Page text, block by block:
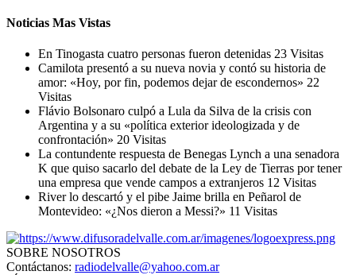
Noticias Mas Vistas
En Tinogasta cuatro personas fueron detenidas 23 Visitas
Camilota presentó a su nueva novia y contó su historia de
amor: «Hoy, por fin, podemos dejar de escondernos» 22
Visitas
Flávio Bolsonaro culpó a Lula da Silva de la crisis con
Argentina y a su «política exterior ideologizada y de
confrontación» 20 Visitas
La contundente respuesta de Benegas Lynch a una senadora
K que quiso sacarlo del debate de la Ley de Tierras por tener
una empresa que vende campos a extranjeros 12 Visitas
River lo descartó y el pibe Jaime brilla en Peñarol de
Montevideo: «¿Nos dieron a Messi?» 11 Visitas
SOBRE NOSOTROS
Contáctanos: radiodelvalle@yahoo.com.ar